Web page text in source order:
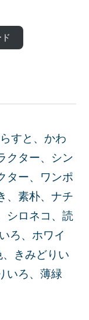
すと、かわ
クター、シン
ター、ワンポ
、素朴、ナチ
シロネコ、読
ろ、ホワイ
、きみどりい
いろ、薄緑